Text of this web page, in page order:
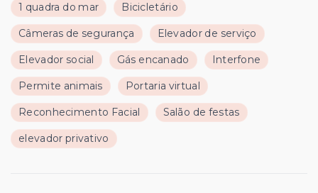
1 quadra do mar Bicicletário
Câmeras de segurança Elevador de serviço
Elevador social Gás encanado Interfone
Permite animais Portaria virtual
Reconhecimento Facial Salão de festas
elevador privativo